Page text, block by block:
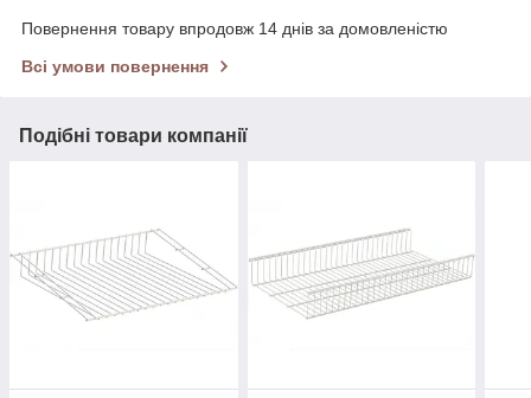
Повернення товару впродовж 14 днів за домовленістю
Всі умови повернення
Подібні товари компанії